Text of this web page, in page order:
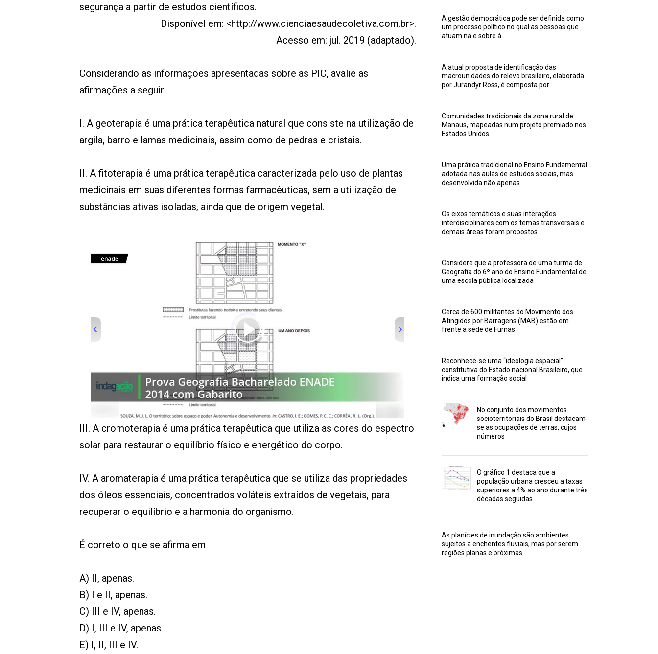
segurança a partir de estudos científicos.
Disponível em: <http://www.cienciaesaudecoletiva.com.br>.
Acesso em: jul. 2019 (adaptado).
Considerando as informações apresentadas sobre as PIC, avalie as
afirmações a seguir.
I. A geoterapia é uma prática terapêutica natural que consiste na utilização de
argila, barro e lamas medicinais, assim como de pedras e cristais.
II. A fitoterapia é uma prática terapêutica caracterizada pelo uso de plantas
medicinais em suas diferentes formas farmacêuticas, sem a utilização de
substâncias ativas isoladas, ainda que de origem vegetal.
III. A cromoterapia é uma prática terapêutica que utiliza as cores do espectro
solar para restaurar o equilíbrio físico e energético do corpo.
IV. A aromaterapia é uma prática terapêutica que se utiliza das propriedades
dos óleos essenciais, concentrados voláteis extraídos de vegetais, para
recuperar o equilíbrio e a harmonia do organismo.
É correto o que se afirma em
A) II, apenas.
B) I e II, apenas.
C) III e IV, apenas.
D) I, III e IV, apenas.
E) I, II, III e IV.
A gestão democrática pode ser definida como
um processo político no qual as pessoas que
atuam na e sobre à
A atual proposta de identificação das
macrounidades do relevo brasileiro, elaborada
por Jurandyr Ross, é composta por
Comunidades tradicionais da zona rural de
Manaus, mapeadas num projeto premiado nos
Estados Unidos
Uma prática tradicional no Ensino Fundamental
adotada nas aulas de estudos sociais, mas
desenvolvida não apenas
Os eixos temáticos e suas interações
interdisciplinares com os temas transversais e
demais áreas foram propostos
Considere que a professora de uma turma de
Geografia do 6º ano do Ensino Fundamental de
uma escola pública localizada
Cerca de 600 militantes do Movimento dos
Atingidos por Barragens (MAB) estão em
frente à sede de Furnas
Reconhece-se uma “ideologia espacial”
constitutiva do Estado nacional Brasileiro, que
indica uma formação social
No conjunto dos movimentos
socioterritoriais do Brasil destacam-
se as ocupações de terras, cujos
números
O gráfico 1 destaca que a
população urbana cresceu a taxas
superiores a 4% ao ano durante três
décadas seguidas
As planícies de inundação são ambientes
sujeitos a enchentes fluviais, mas por serem
regiões planas e próximas